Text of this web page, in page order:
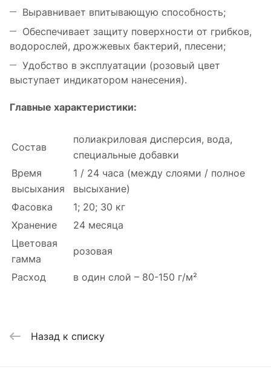
Выравнивает впитывающую способность;
Обеспечивает защиту поверхности от грибков,
водорослей, дрожжевых бактерий, плесени;
Удобство в эксплуатации (розовый цвет
выступает индикатором нанесения).
Главные характеристики:
Состав
полиакриловая дисперсия, вода,
специальные добавки
Время
высыхания
1 / 24 часа (между слоями / полное
высыхание)
Фасовка
1; 20; 30 кг
Хранение
24 месяца
Цветовая
гамма
розовая
Расход в один слой – 80-150 г/м²
Назад к списку